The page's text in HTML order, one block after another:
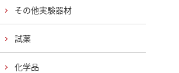
その他実験器材
試薬
化学品